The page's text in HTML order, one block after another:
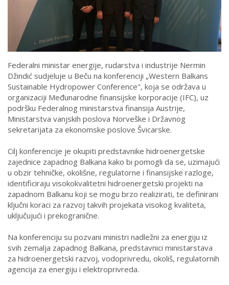
Federalni ministar energije, rudarstva i industrije Nermin
Džindić sudjeluje u Beču na konferenciji „Western Balkans
Sustainable Hydropower Conference", koja se održava u
organizaciji Međunarodne finansijske korporacije (IFC), uz
podršku Federalnog ministarstva finansija Austrije,
Ministarstva vanjskih poslova Norveške i Državnog
sekretarijata za ekonomske poslove Švicarske.
Cilj konferencije je okupiti predstavnike hidroenergetske
zajednice zapadnog Balkana kako bi pomogli da se, uzimajući
u obzir tehničke, okolišne, regulatorne i finansijske razloge,
identificiraju visokokvalitetni hidroenergetski projekti na
zapadnom Balkanu koji se mogu brzo realizirati, te definirani
ključni koraci za razvoj takvih projekata visokog kvaliteta,
uključujući i prekogranične.
Na konferenciju su pozvani ministri nadležni za energiju iz
svih zemalja zapadnog Balkana, predstavnici ministarstava
za hidroenergetski razvoj, vodoprivredu, okoliš, regulatornih
agencija za energiju i elektroprivreda.